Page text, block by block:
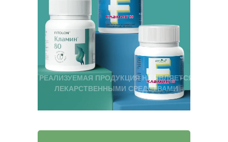
РЕАЛИЗУЕМАЯ ПРОДУКЦИЯ НЕ ЯВЛЯЕТСЯ
ЛЕКАРСТВЕННЫМИ СРЕДСТВАМИ